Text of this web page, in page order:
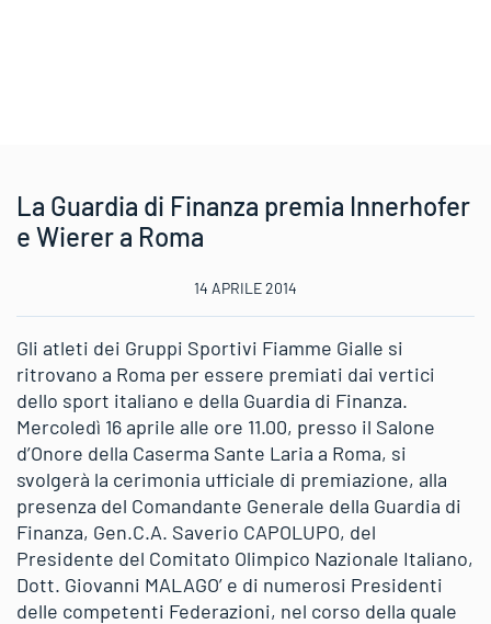
La Guardia di Finanza premia Innerhofer
e Wierer a Roma
14 APRILE 2014
Gli atleti dei Gruppi Sportivi Fiamme Gialle si
ritrovano a Roma per essere premiati dai vertici
dello sport italiano e della Guardia di Finanza.
Mercoledì 16 aprile alle ore 11.00, presso il Salone
d’Onore della Caserma Sante Laria a Roma, si
svolgerà la cerimonia ufficiale di premiazione, alla
presenza del Comandante Generale della Guardia di
Finanza, Gen.C.A. Saverio CAPOLUPO, del
Presidente del Comitato Olimpico Nazionale Italiano,
Dott. Giovanni MALAGO’ e di numerosi Presidenti
delle competenti Federazioni, nel corso della quale